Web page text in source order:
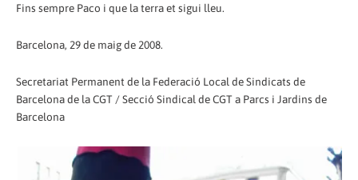
Fins sempre Paco i que la terra et sigui lleu.
Barcelona, 29 de maig de 2008.
Secretariat Permanent de la Federació Local de Sindicats de
Barcelona de la CGT / Secció Sindical de CGT a Parcs i Jardins de
Barcelona